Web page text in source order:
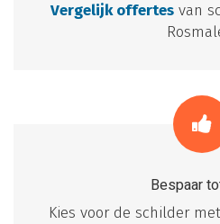
Vergelijk offertesvan
Bespaar
Kies voor de schilder